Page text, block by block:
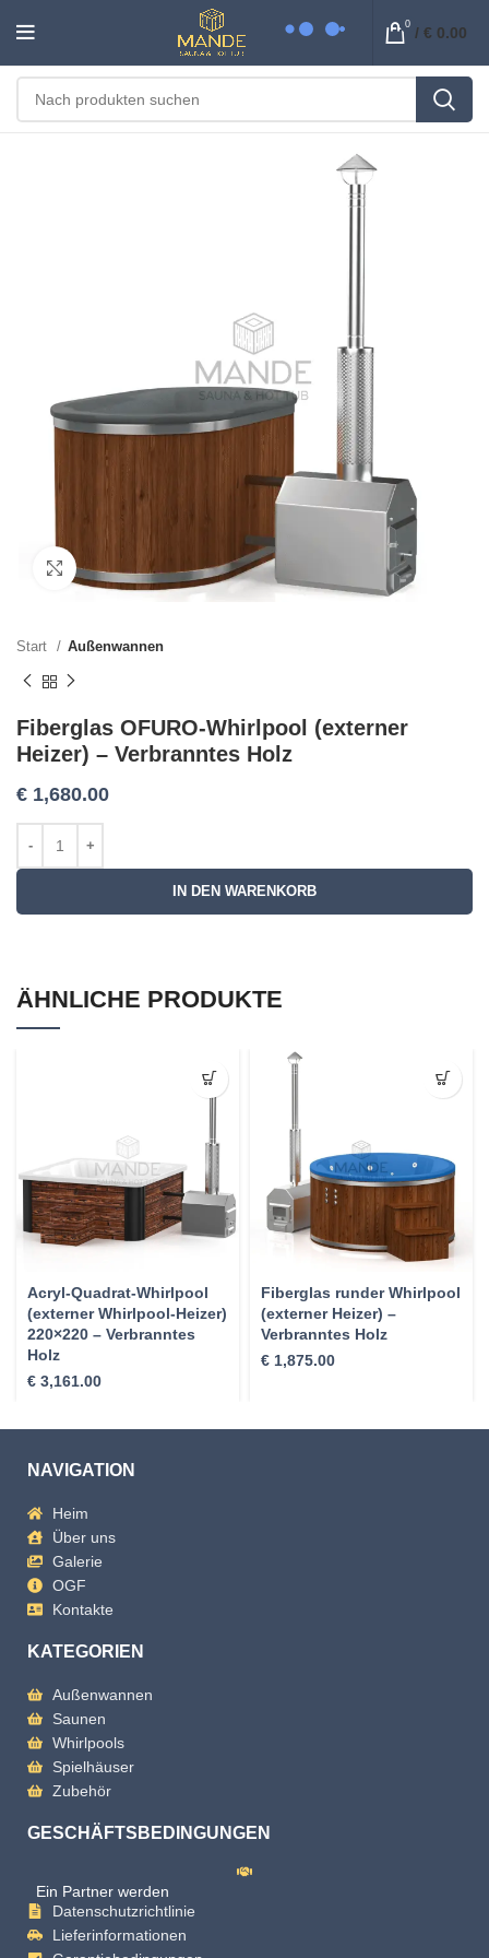
0 / € 0.00
Click to enlarge
Start Außenwannen
Fiberglas OFURO-Whirlpool (externer
Heizer) – Verbranntes Holz
€ 1,680.00
IN DEN WARENKORB
ÄHNLICHE PRODUKTE
Acryl-Quadrat-Whirlpool
(externer Whirlpool-Heizer)
220×220 – Verbranntes
Holz
€ 3,161.00
Fiberglas runder Whirlpool
(externer Heizer) –
Verbranntes Holz
€ 1,875.00
NAVIGATION
Heim
Über uns
Galerie
OGF
Kontakte
KATEGORIEN
Außenwannen
Saunen
Whirlpools
Spielhäuser
Zubehör
GESCHÄFTSBEDINGUNGEN
Ein Partner werden
Datenschutzrichtlinie
Lieferinformationen